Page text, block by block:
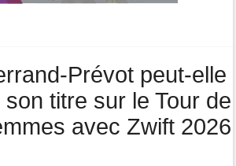
le Tour avec quatre côtes fracturées
Prévot peut-elle
titre sur le Tour de
avec Zwift 2026